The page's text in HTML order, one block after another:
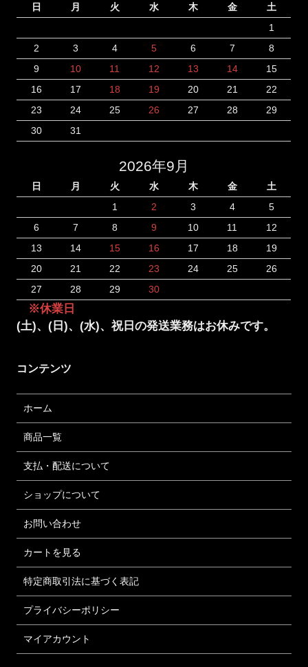
日 月 火 水 木 金
土
1
2
3 4 5 6 7
8
9
10 11 12 13 14
15
16
17 18 19 20 21
22
23
24 25 26 27 28
29
30
31
2026年9月
日 月 火 水 木 金
土
1
2 3 4
5
6
7 8 9 10 11
12
13
14 15 16 17 18
19
20
21 22 23 24 25
26
27
28 29 30
※休業日
(土)、(日)、(水)、祝日の発送業務はお休みです。
コンテンツ
ホーム
商品一覧
支払・配送について
ショップについて
お問い合わせ
カートを見る
特定商取引法に基づく表記
プライバシーポリシー
マイアカウント